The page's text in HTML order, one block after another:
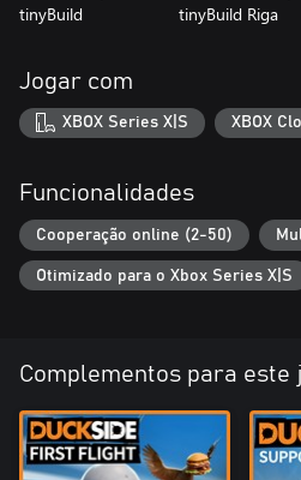
tinyBuild tinyBuild Riga
Jogar com
XBOX Series X|S XBOX
Funcionalidades
Cooperação online (2-50)
Otimizado para o Xbox Series X|S
Complementos para este